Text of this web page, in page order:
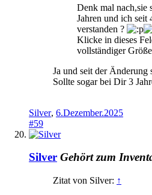
Denk mal nach,sie
Jahren und ich seit
verstanden ?
Klicke in dieses
vollständiger
Ja und seit der
Sollte sogar bei Dir 3
Silver, 6.Dezember.2025
#59
Silver Gehört zum
Zitat von Silver: ↑